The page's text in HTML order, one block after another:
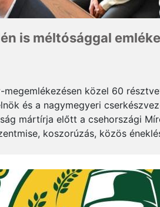
is méltósággal
megemlékezésen közel 60
és a nagymegyeri
mártírja előtt a csehországi
koszorúzás, közös